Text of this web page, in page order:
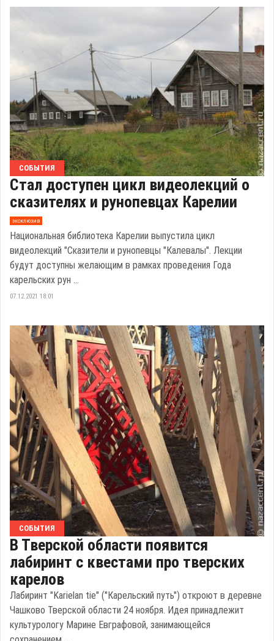
СОБЫТИЯ
Стал доступен цикл видеолекций о
сказителях и рунопевцах Карелии
эксклюзив
Национальная библиотека Карелии выпустила цикл
видеолекций "Сказители и рунопевцы "Калевалы". Лекции
будут доступны желающим в рамках проведения Года
карельских рун ...
07.12.2021 18:01
СОБЫТИЯ
В Тверской области появится
лабиринт с квестами про тверских
карелов
Лабиринт "Karielan tie" ("Карельский путь") откроют в деревне
Чашково Тверской области 24 ноября. Идея принадлежит
культурологу Марине Евграфовой, занимающейся